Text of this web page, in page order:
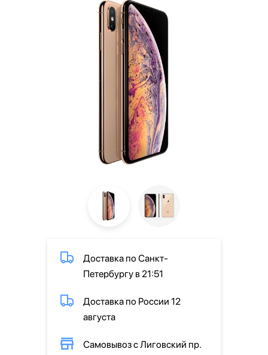
Доставка по Санкт-
Петербургу в 21:51
Доставка по России 12
августа
Самовывоз с Лиговский пр.